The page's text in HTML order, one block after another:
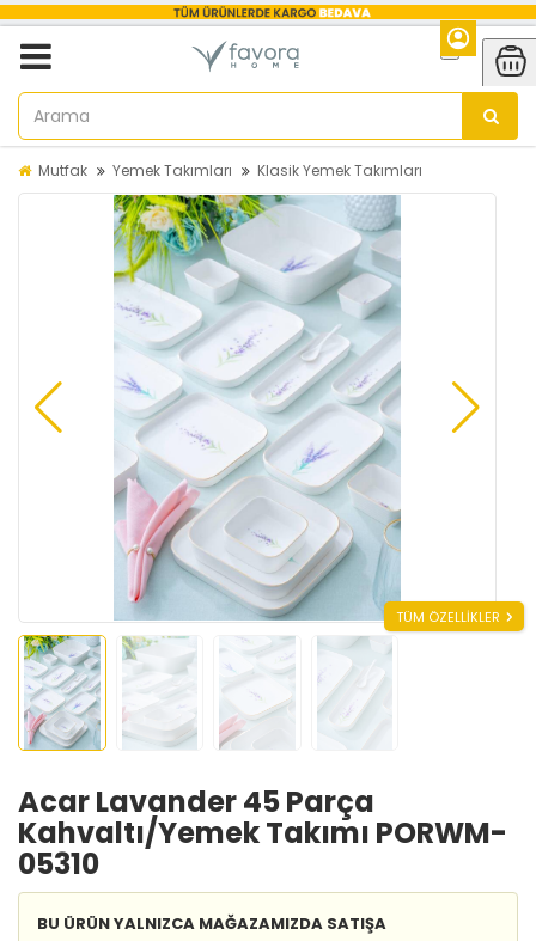
Mutfak Yemek Takımları Klasik Yemek Takımları
TÜM ÖZELLİKLER
Acar Lavander 45 Parça
Kahvaltı/Yemek Takımı PORWM-
05310
BU ÜRÜN YALNIZCA MAĞAZAMIZDA SATIŞA